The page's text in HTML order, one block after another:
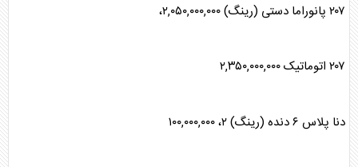
۲۰۷ پانوراما دستی (رینگ) ۲,۰۵۰,۰۰۰,۰۰۰،
۲۰۷ اتوماتیک ۲,۳۵۰,۰۰۰,۰۰۰
دنا پلاس ۶ دنده (رینگ) ۲، ۱۰۰,۰۰۰,۰۰۰